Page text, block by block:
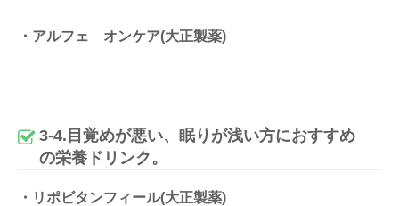
・アルフェ オンケア(大正製薬)
3-4.目覚めが悪い、眠りが浅い方におすすめ
の栄養ドリンク。
・リポビタンフィール(大正製薬)